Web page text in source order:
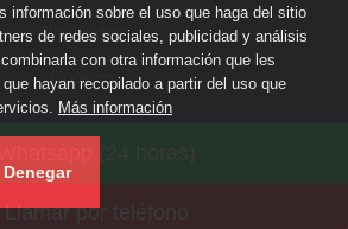
Llamar por teléfono
Privacidad
Cookies
su provincia ·
información sobre el uso que haga del sitio
de redes sociales, publicidad y análisis
con otra información que les
hayan recopilado a partir del uso que
Más información
Denegar